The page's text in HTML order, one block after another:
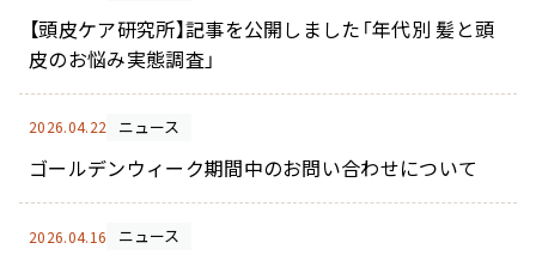
【頭皮ケア研究所】記事を公開しました「年代別 髪と頭
皮のお悩み実態調査」
2026.04.22 ニュース
ゴールデンウィーク期間中のお問い合わせについて
2026.04.16 ニュース